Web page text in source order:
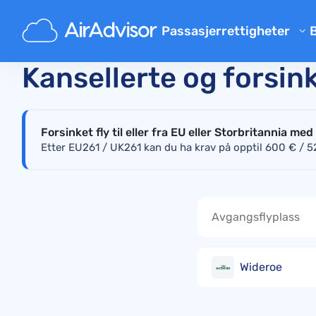
Passasjerrettigheter
Kalkulator for
Kompensasjon for
Erstatning for tapt og
Klager på flyselskaper
Hoved Sjekk status for flyforstyrrelser i sanntid
Kansellerte og
Forsinket fly til eller fra EU eller Storbritannia
Etter EU261 / UK261 kan du ha krav på opptil 600 € /
Wideroe